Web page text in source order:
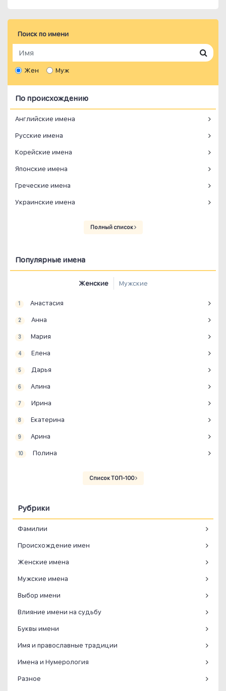
Поиск по имени
Жен Муж
По происхождению
Английские имена
Русские имена
Корейские имена
Японские имена
Греческие имена
Украинские имена
Полный список
Популярные имена
Женские Мужские
1 Анастасия
2 Анна
3 Мария
4 Елена
5 Дарья
6 Алина
7 Ирина
8 Екатерина
9 Арина
10 Полина
Список ТОП-100
Рубрики
Фамилии
Происхождение имен
Женские имена
Мужские имена
Выбор имени
Влияние имени на судьбу
Буквы имени
Имя и православные традиции
Имена и Нумерология
Разное